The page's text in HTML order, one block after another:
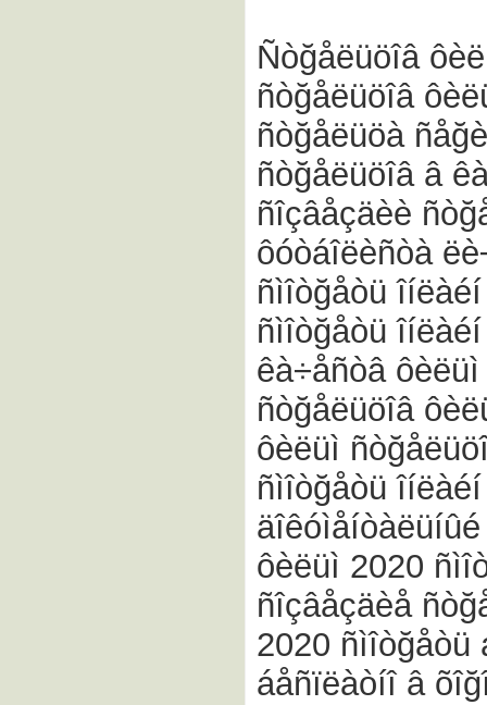
Ñòğåëüöîâ
ñòğåëüöîâ
ñòğåëüöà
ñòğåëüöîâ â
ñîçâåçäèè
ôóòáîëèñòà
ñìîòğåòü
ñìîòğåòü
êà÷åñòâ
ñòğåëüöîâ
ôèëüì
ñìîòğåòü
ôèëüì 2020
ñîçâåçäèå
2020 ñìîòğåòü
áåñïëàòíî â